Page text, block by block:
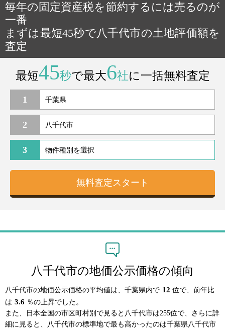
毎年の固定資産税を節約するには売るのが
一番
まずは最短45秒で八千代市の土地評価額を
査定
最短45秒で最大6社に一括無料査定
1
2
3
八千代市の地価公示価格の傾向
八千代市の地価公示価格の平均値は、千葉県内で 12 位で、前年比
は 3.6 ％の上昇でした。
また、日本全国の市区町村別で見ると八千代市は255位で、さらに詳
細に見ると、八千代市の標準地で最も高かったのは千葉県八千代市